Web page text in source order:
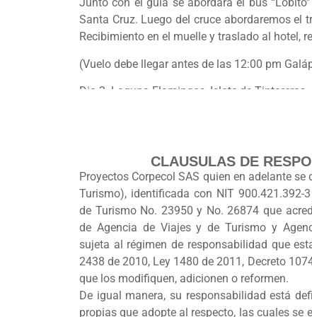
Junto con el guía se abordará el bus
Santa Cruz. Luego del cruce abordaremos el
Recibimiento en el muelle y traslado al hotel,
(Vuelo debe llegar antes de las 12:00 pm
Dia 2. Laguna Flamingos, Islote de Tintoreras
Visitaremos Laguna Flamingos que se
cerca de la Isla Isabela. Este es el Islote
que se han convertido en el lugar favorito
tiburones en el agua además de iguanas y
Dia 3. Isabela – Santa Cruz.
Tiempo libre en Isabela para disfrutar de la
recibimiento y traslado al hotel check in, cena.
Dia 4. Estación científica Charles Darwin-
CLAUSULAS DE
Proyectos Corpecol SAS quien en adelante
Turismo), identificada con NIT 900.421.392-
de Turismo No. 23950 y No. 26874 que
de Agencia de Viajes y de Turismo y
sujeta al régimen de responsabilidad que
2438 de 2010, Ley 1480 de 2011, Decreto
que los modifiquen, adicionen o reformen.
De igual manera, su responsabilidad está
propias que adopte al respecto, las cuales se